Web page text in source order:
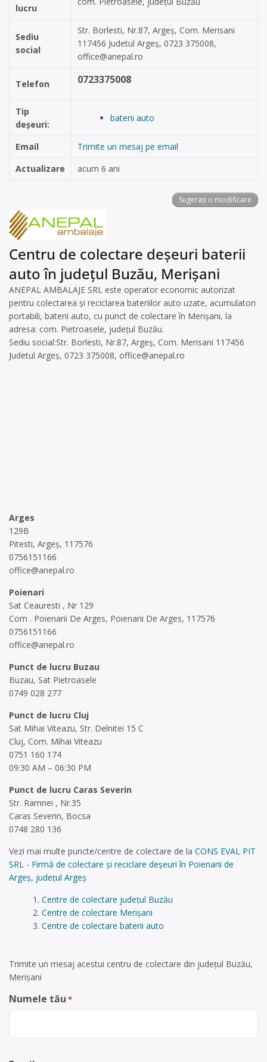
lucru
Sediu
social
Str. Borlesti, Nr.87, Argeș, Com. Merisani
117456 Judetul Argeș, 0723 375008,
office@anepal.ro
Telefon 0723375008
Tip
deșeuri:
baterii auto
Email
Trimite un mesaj pe email
Actualizare
acum 6 ani
Sugerați o modificare
Centru de colectare deșeuri baterii
auto în județul Buzău, Merișani
ANEPAL AMBALAJE SRL este operator economic autorizat
pentru colectarea și reciclarea bateriilor auto uzate, acumulatori
portabili, baterii auto, cu punct de colectare în Merișani, la
adresa: com. Pietroasele, județul Buzău.
Sediu social:Str. Borlesti, Nr.87, Argeș, Com. Merisani 117456
Judetul Argeș, 0723 375008, office@anepal.ro
Arges
129B
Pitesti, Argeș, 117576
0756151166
office@anepal.ro
Poienari
Sat Ceauresti , Nr 129
Com . Poienarii De Arges, Poienarii De Arges, 117576
0756151166
office@anepal.ro
Punct de lucru Buzau
Buzau, Sat Pietroasele
0749 028 277
Punct de lucru Cluj
Sat Mihai Viteazu, Str. Delnitei 15 C
Cluj, Com. Mihai Viteazu
0751 160 174
09:30 AM – 06:30 PM
Punct de lucru Caras Severin
Str. Ramnei , Nr.35
Caras Severin, Bocsa
0748 280 136
Vezi mai multe puncte/centre de colectare de la CONS EVAL PIT
SRL - Firmă de colectare și reciclare deșeuri în Poienarii de
Argeș, județul Argeș
Centre de colectare județul Buzău
Centre de colectare Merișani
Centre de colectare baterii auto
Trimite un mesaj acestui centru de colectare din județul Buzău,
Merișani
Numele tău *